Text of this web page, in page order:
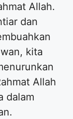
Allah.
dan
kita
Allah
dalam